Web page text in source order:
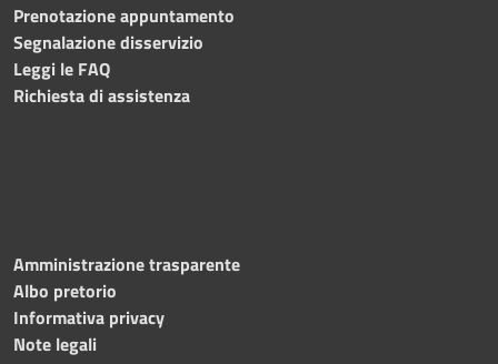
Prenotazione appuntamento
Segnalazione disservizio
Leggi le FAQ
Richiesta di assistenza
Amministrazione trasparente
Albo pretorio
Informativa privacy
Note legali